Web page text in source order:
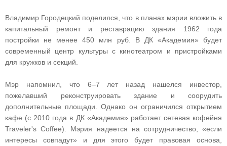
Владимир Городецкий поделился, что в планах мэрии вложить в
капитальный ремонт и реставрацию здания 1962 года
постройки не менее 450 млн руб. В ДК «Академия» будет
современный центр культуры с кинотеатром и пристройками
для кружков и секций.
Мэр напомнил, что 6–7 лет назад нашелся инвестор,
пожелавший реконструировать здание и соорудить
дополнительные площади. Однако он ограничился открытием
кафе (с 2010 года в ДК «Академия» работает сетевая кофейня
Traveler's Coffee). Мэрия надеется на сотрудничество, «если
интересы совпадут» и для этого будет правовая основа,